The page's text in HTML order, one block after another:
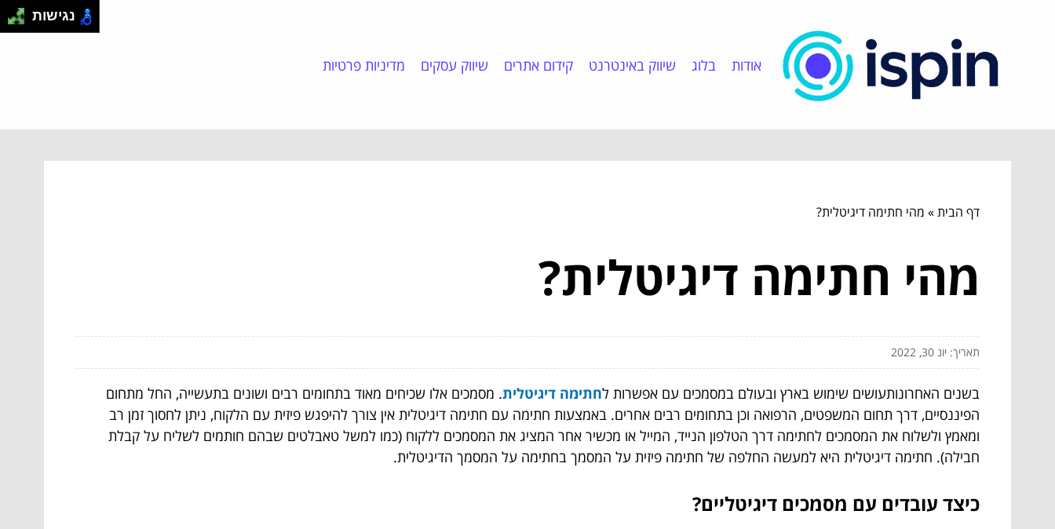
אודות בלוג שיווק באינטרנט קידום אתרים שיווק עסקים מדיניות פרטיות
דף הבית» מהי חתימה דיגיטלית?
מהי חתימה דיגיטלית?
תאריך: יונ 30, 2022
בשנים האחרונותעושים שימוש בארץ ובעולם במסמכים עם אפשרות לחתימה דיגיטלית. מסמכים אלו שכיחים מאוד בתחומים רבים ושונים בתעשייה, החל מתחום
הפיננסיים, דרך תחום המשפטים, הרפואה וכן בתחומים רבים אחרים. באמצעות חתימה עם חתימה דיגיטלית אין צורך להיפגש פיזית עם הלקוח, ניתן לחסוך זמן רב
ומאמץ ולשלוח את המסמכים לחתימה דרך הטלפון הנייד, המייל או מכשיר אחר המציג את המסמכים ללקוח (כמו למשל טאבלטים שבהם חותמים לשליח על קבלת
חבילה). חתימה דיגיטלית היא למעשה החלפה של חתימה פיזית על המסמך בחתימה על המסמך הדיגיטלית.
כיצד עובדים עם מסמכים דיגיטליים?
נגישות